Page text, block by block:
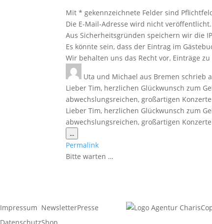
Mit * gekennzeichnete Felder sind
Die E-Mail-Adresse wird nicht veröffentlicht.
Aus Sicherheitsgründen speichern wir die
Es könnte sein, dass der Eintrag im
Wir behalten uns das Recht vor, Einträge
Uta und Michaelaus Bremen schrieb
Lieber Tim, herzlichen Glückwunsch zum
abwechslungsreichen, großartigen
Lieber Tim, herzlichen Glückwunsch zum
abwechslungsreichen, großartigen
...Diese
Metabox
Permalink
Bitte warten …
Impressum NewsletterPresse